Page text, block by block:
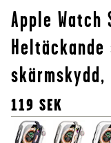
Apple Watch
skärmskydd,
119 SEK